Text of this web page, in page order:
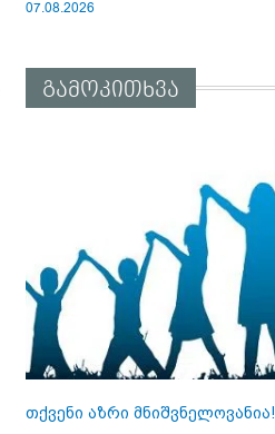
07.08.2026
გამოკითხვა
თქვენი აზრი მნიშვნელოვანია!